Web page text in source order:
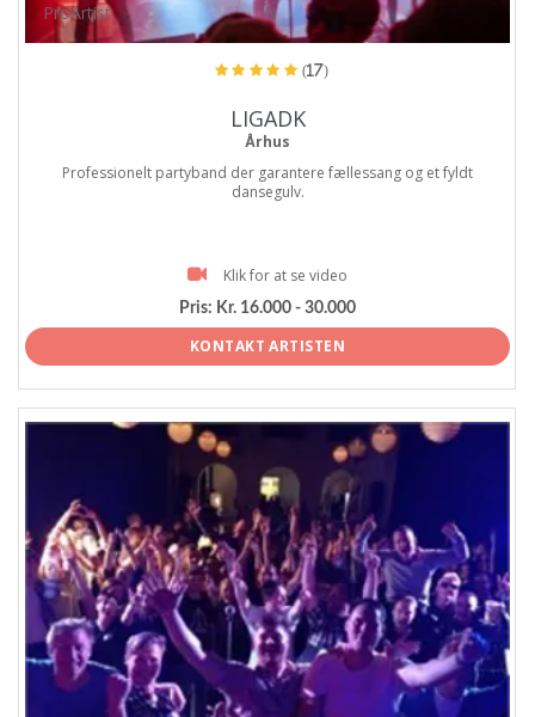
ProArtist
(17)
LIGADK
Århus
Professionelt partyband der garantere fællessang og et fyldt
dansegulv.
Klik for at se video
Pris: Kr. 16.000 - 30.000
KONTAKT ARTISTEN